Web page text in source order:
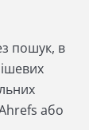
пошук, в
або